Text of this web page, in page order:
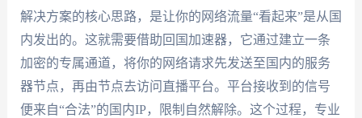
解决方案的核心思路，是让你的网络流量“看起来”是从国
内发出的。这就需要借助回国加速器，它通过建立一条
加密的专属通道，将你的网络请求先发送至国内的服务
器节点，再由节点去访问直播平台。平台接收到的信号
便来自“合法”的国内IP，限制自然解除。这个过程，专业